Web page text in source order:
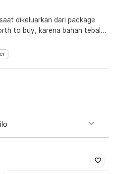
dikeluarkan dari package
to buy, karena bahan tebal